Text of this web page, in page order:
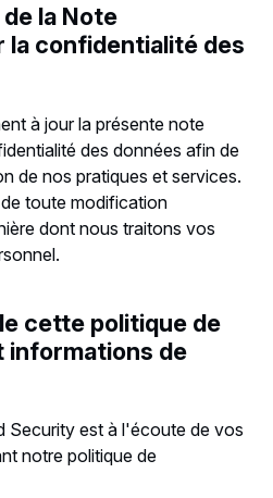
la Note
la confidentialité des
à jour la présente note
des données afin de
de nos pratiques et services.
toute modification
dont nous traitons vos
cette politique de
de
Security est à l'écoute de vos
notre politique de